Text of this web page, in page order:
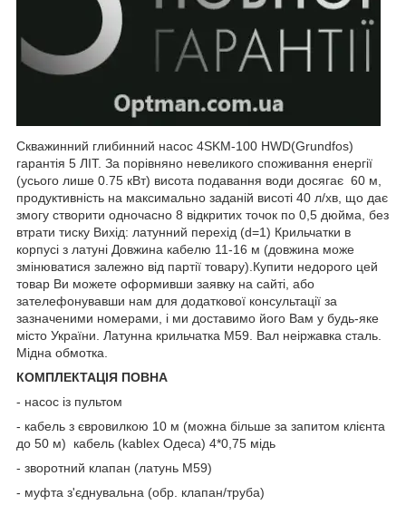
Скважинний глибинний насос 4SKM-100 HWD(Grundfos)
гарантія 5 ЛІТ. За порівняно невеликого споживання енергії
(усього лише 0.75 кВт) висота подавання води досягає 60 м,
продуктивність на максимально заданій висоті 40 л/хв, що дає
змогу створити одночасно 8 відкритих точок по 0,5 дюйма, без
втрати тиску Вихід: латунний перехід (d=1) Крильчатки в
корпусі з латуні Довжина кабелю 11-16 м (довжина може
змінюватися залежно від партії товару). Купити недорого цей
товар Ви можете оформивши заявку на сайті, або
зателефонувавши нам для додаткової консультації за
зазначеними номерами, і ми доставимо його Вам у будь-яке
місто України. Латунна крильчатка М59. Вал неіржавка сталь.
Мідна обмотка.
КОМПЛЕКТАЦІЯ ПОВНА
- насос із пультом
- кабель з євровилкою 10 м (можна більше за запитом клієнта
до 50 м) кабель (kablex Одеса) 4*0,75 мідь
- зворотний клапан (латунь М59)
- муфта з'єднувальна (обр. клапан/труба)